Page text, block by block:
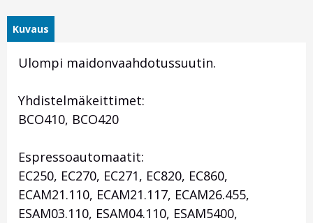
Kuvaus
Ulompi maidonvaahdotussuutin.
Yhdistelmäkeittimet:
BCO410, BCO420
Espressoautomaatit:
EC250, EC270, EC271, EC820, EC860,
ECAM21.110, ECAM21.117, ECAM26.455,
ESAM03.110, ESAM04.110, ESAM5400,